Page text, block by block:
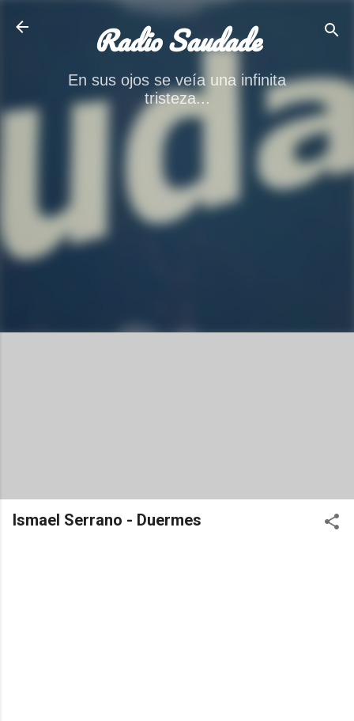
Radio Saudade
En sus ojos se veía una infinita
tristeza...
Ismael Serrano - Duermes